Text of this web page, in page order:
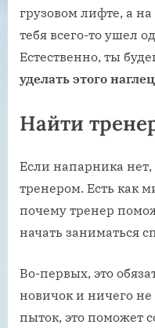
грузовом лифте, а
тебя всего-то ушел
Естественно, ты
уделать этого
Найти
Если напарника нет,
тренером. Есть как
почему тренер
начать заниматься
Во-первых, это
новичок и ничего
пыток, это поможет